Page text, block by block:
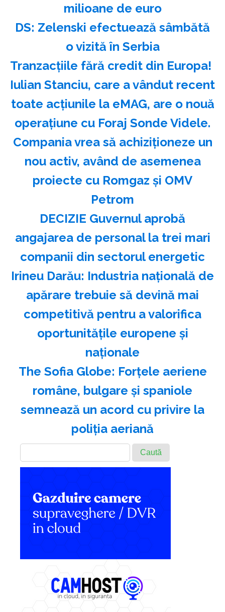
milioane de euro
DS: Zelenski efectuează sâmbătă
o vizită în Serbia
Tranzacțiile fără credit din Europa!
Iulian Stanciu, care a vândut recent
toate acțiunile la eMAG, are o nouă
operațiune cu Foraj Sonde Videle.
Compania vrea să achiziționeze un
nou activ, având de asemenea
proiecte cu Romgaz și OMV
Petrom
DECIZIE Guvernul aprobă
angajarea de personal la trei mari
companii din sectorul energetic
Irineu Darău: Industria naţională de
apărare trebuie să devină mai
competitivă pentru a valorifica
oportunităţile europene şi
naţionale
The Sofia Globe: Forţele aeriene
române, bulgare şi spaniole
semnează un acord cu privire la
poliţia aeriană